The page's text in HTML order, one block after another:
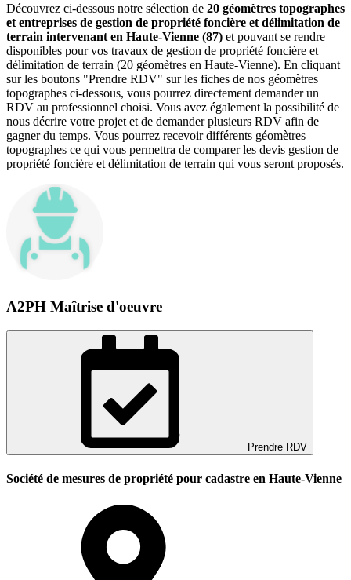
Découvrez ci-dessous notre sélection de 20 géomètres topographes
et entreprises de gestion de propriété foncière et délimitation de
terrain intervenant en Haute-Vienne (87) et pouvant se rendre
disponibles pour vos travaux de gestion de propriété foncière et
délimitation de terrain (20 géomètres en Haute-Vienne). En cliquant
sur les boutons "Prendre RDV" sur les fiches de nos géomètres
topographes ci-dessous, vous pourrez directement demander un
RDV au professionnel choisi. Vous avez également la possibilité de
nous décrire votre projet et de demander plusieurs RDV afin de
gagner du temps. Vous pourrez recevoir différents géomètres
topographes ce qui vous permettra de comparer les devis gestion de
propriété foncière et délimitation de terrain qui vous seront proposés.
A2PH Maîtrise d'oeuvre
Prendre RDV
Société de mesures de propriété pour cadastre en Haute-Vienne